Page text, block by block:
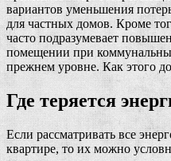
вариантов уменьшения
для частных домов. Кроме
часто подразумевает
помещении при
прежнем уровне. Как этого
Где теряется
Если рассматривать все
квартире, то их можно